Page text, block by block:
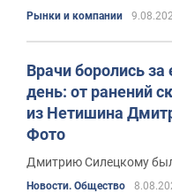
Рынки и компании
Врачи боролись за
день: от ранений
из Нетишина
Фото
Дмитрию Силецкому
Новости. Общество